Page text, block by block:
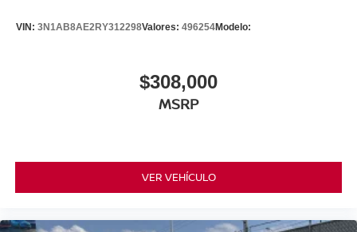
VIN: 3N1AB8AE2RY312298Valores: 496254Modelo:
$308,000
MSRP
VER VEHÍCULO